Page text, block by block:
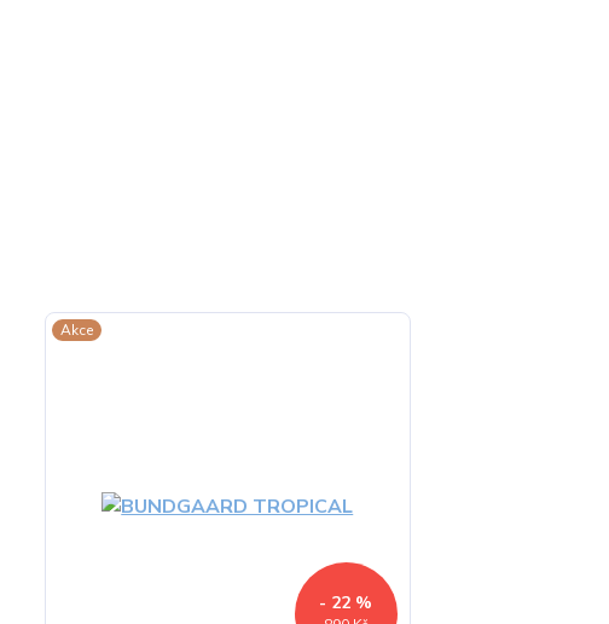
Akce
- 22 %